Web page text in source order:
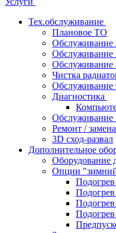
Тех.обслуживание
Плановое ТО
Обслуживание
Обслуживание
Чистка
Обслуживание
Диагностика
Обслуживание
Ремонт /
3D сход-развал
Дополнительное
Оборудование
Опции
Подогрев
Подогрев
Подогрев